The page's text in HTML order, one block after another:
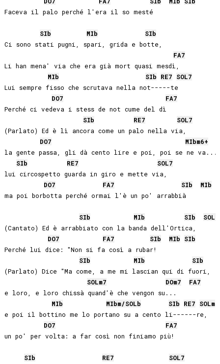
Faceva il palo perché l'era il so mesté
SIb MIb
SIb
Ci sono stati pugni, spari, grida e botte,
FA7
Li han mena' via che era già mort quasi mesdì,
MIb
SIb RE7 SOL7
Lui sempre fisso che scrutava nella not-----te
DO7 FA7
Perché ci vedeva i stess de not cume del dì
SIb
RE7 SOL7
(Parlato) Ed è lì ancora come un palo nella via,
DO7 MIbm6+
la gente passa, gli dà cento lire e poi, poi se ne
SIb
RE7 SOL7
lui circospetto guarda in giro e mette via,
DO7 FA7 SIb MIb
ma poi borbotta perché ormai l'è un po' arrabbià
SIb MIb SIb SOL
(Cantato) Ed è arrabbiato con la banda dell'Ortica,
DO7 FA7 SIb MIb
SIb
Perché lui dice: "Non si fa così a rubar!
SIb
MIb
SIb
(Parlato) Dice "Ma come, a me mi lascian qui di fuori,
SOLm7 DOm7 FA7
e loro, e loro chissà quand'è che vengon su...
MIb
MIbm/SOLb SIb RE7 SOLm
e poi il bottino me lo portano su a cento li------re,
DO7 FA7
un po' per volta: a far così non finiamo più!
SIb RE7 SOL7